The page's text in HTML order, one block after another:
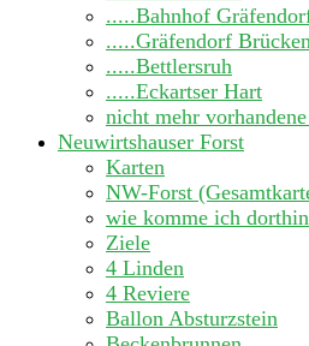
.....Bahnhof
.....Gräfendorf
.....Bettlersruh
.....Eckartser Hart
nicht mehr
Neuwirtshauser Forst
Karten
NW-Forst
wie komme ich
Ziele
4 Linden
4 Reviere
Ballon Absturzstein